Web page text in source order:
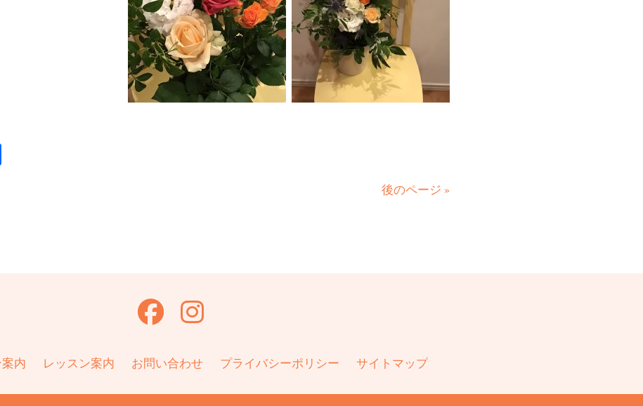
共
後のページ »
内 レッスン案内 お問い合わせ プライバシーポリシー サイトマップ